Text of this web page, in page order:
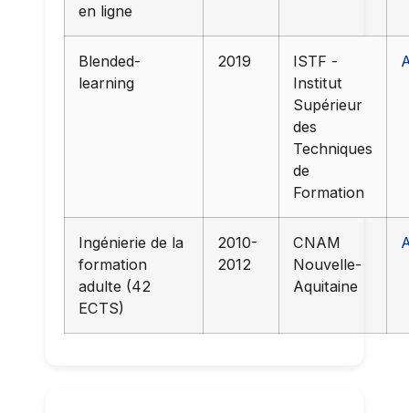
en ligne
Blended-
learning
2019
ISTF -
Institut
Supérieur
des
Techniques
de
Formation
Ingénierie de la
formation
adulte (42
ECTS)
2010-
2012
CNAM
Nouvelle-
Aquitaine